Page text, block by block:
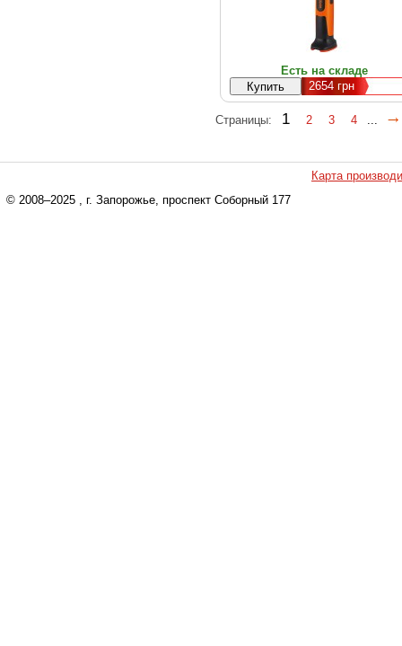
Есть на складе
2654 грн
Страницы: 1 2 3 4 ...
Карта
© 2008–2025 , г. Запорожье, проспект Соборный 177